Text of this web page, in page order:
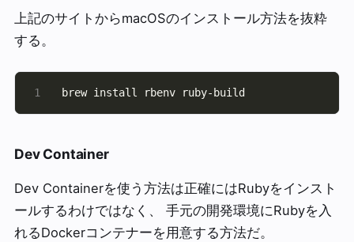
上記のサイトからmacOSのインストール方法を抜粋
する。
brew install rbenv ruby-build
Dev Container
Dev Containerを使う方法は正確にはRubyをインスト
ールするわけではなく、 手元の開発環境にRubyを入
れるDockerコンテナーを用意する方法だ。